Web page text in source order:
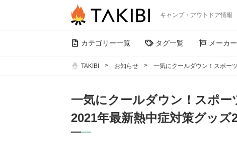
キャンプ・アウトドア情報
カテゴリー一覧 タグ一覧 メーカー
TAKIBI お知らせ 一気にクールダウン！スポー
一気にクールダウン！スポ
2021年最新熱中症対策グッズ